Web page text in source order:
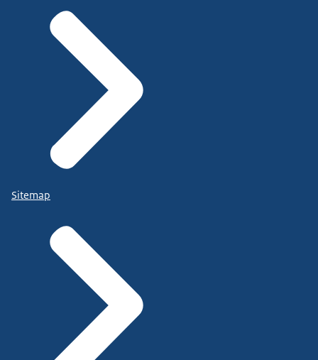
Sitemap